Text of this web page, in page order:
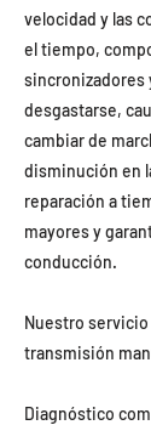
velocidad y las
el tiempo,
sincronizadores
desgastarse,
cambiar de
disminución en
reparación a
mayores y
conducción.
Nuestro
transmisión
Diagnóstico